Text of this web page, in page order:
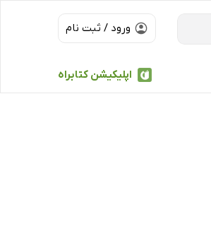
ورود / ثبت نام
اپلیکیشن کتابراه